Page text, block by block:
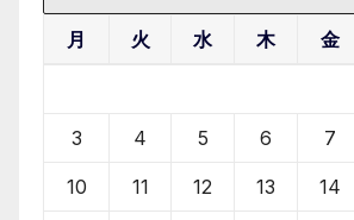
月 火 水 木 金
3 4 5 6 7
10 11 12 13 14